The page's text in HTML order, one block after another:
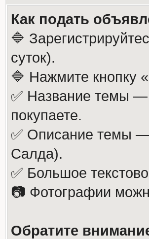
Как подать
🔷
суток).
🔷 Нажмите кнопку
✅ Название темы —
покупаете.
✅ Описание темы
Салда).
✅ Большое
📷 Фотографии
Обратите